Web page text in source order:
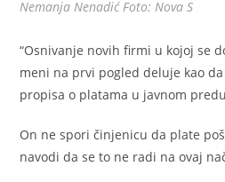
Nemanja Nenadić Foto: Nova S
“Osnivanje novih firmi u kojoj se
meni na prvi pogled deluje kao
propisa o platama u javnom
On ne spori činjenicu da plate
navodi da se to ne radi na ovaj